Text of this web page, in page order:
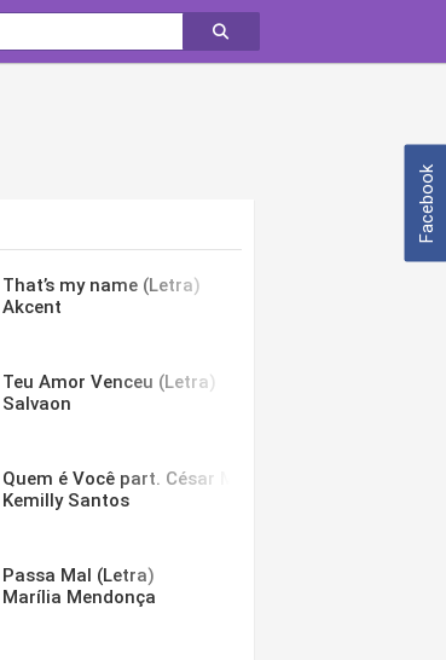
Facebook
That’s my name (Letra)
Akcent
Teu Amor Venceu (Letra)
Salvaon
Quem é Você part. César Menotti & Fabiano (Letra)
Kemilly Santos
Passa Mal (Letra)
Marília Mendonça